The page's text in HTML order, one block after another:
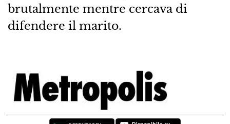
brutalmente mentre cercava di
difendere il marito.